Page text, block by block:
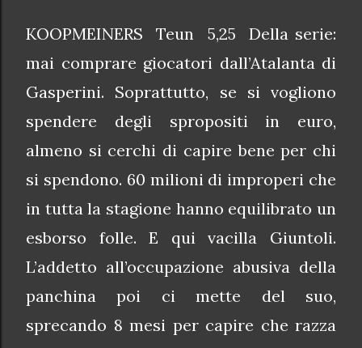
KOOPMEINERS Teun 5,25 Della serie:
mai comprare giocatori dall’Atalanta di
Gasperini. Soprattutto, se si vogliono
spendere degli spropositi in euro,
almeno si cerchi di capire bene per chi
si spendono. 60 milioni di improperi che
in tutta la stagione hanno equilibrato un
esborso folle. E qui vacilla Giuntoli.
L’addetto all’occupazione abusiva della
panchina poi ci mette del suo,
sprecando 8 mesi per capire che razza